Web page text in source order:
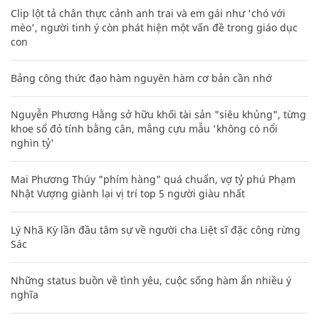
Clip lột tả chân thực cảnh anh trai và em gái như 'chó với
mèo', người tinh ý còn phát hiện một vấn đề trong giáo dục
con
Bảng công thức đạo hàm nguyên hàm cơ bản cần nhớ
Nguyễn Phương Hằng sở hữu khối tài sản "siêu khủng", từng
khoe sổ đỏ tính bằng cân, mắng cựu mẫu 'không có nổi
nghìn tỷ'
Mai Phương Thúy "phím hàng" quá chuẩn, vợ tỷ phú Phạm
Nhật Vượng giành lại vị trí top 5 người giàu nhất
Lý Nhã Kỳ lần đầu tâm sự về người cha Liệt sĩ đặc công rừng
Sác
Những status buồn về tình yêu, cuộc sống hàm ẩn nhiều ý
nghĩa